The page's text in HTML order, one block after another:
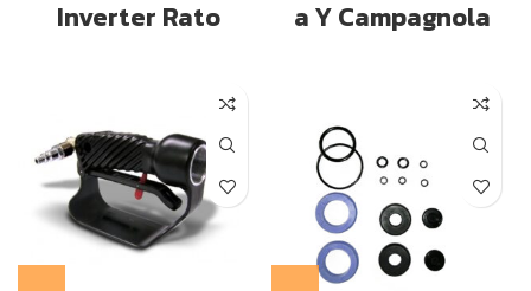
Inverter Rato
a Y Campagnola